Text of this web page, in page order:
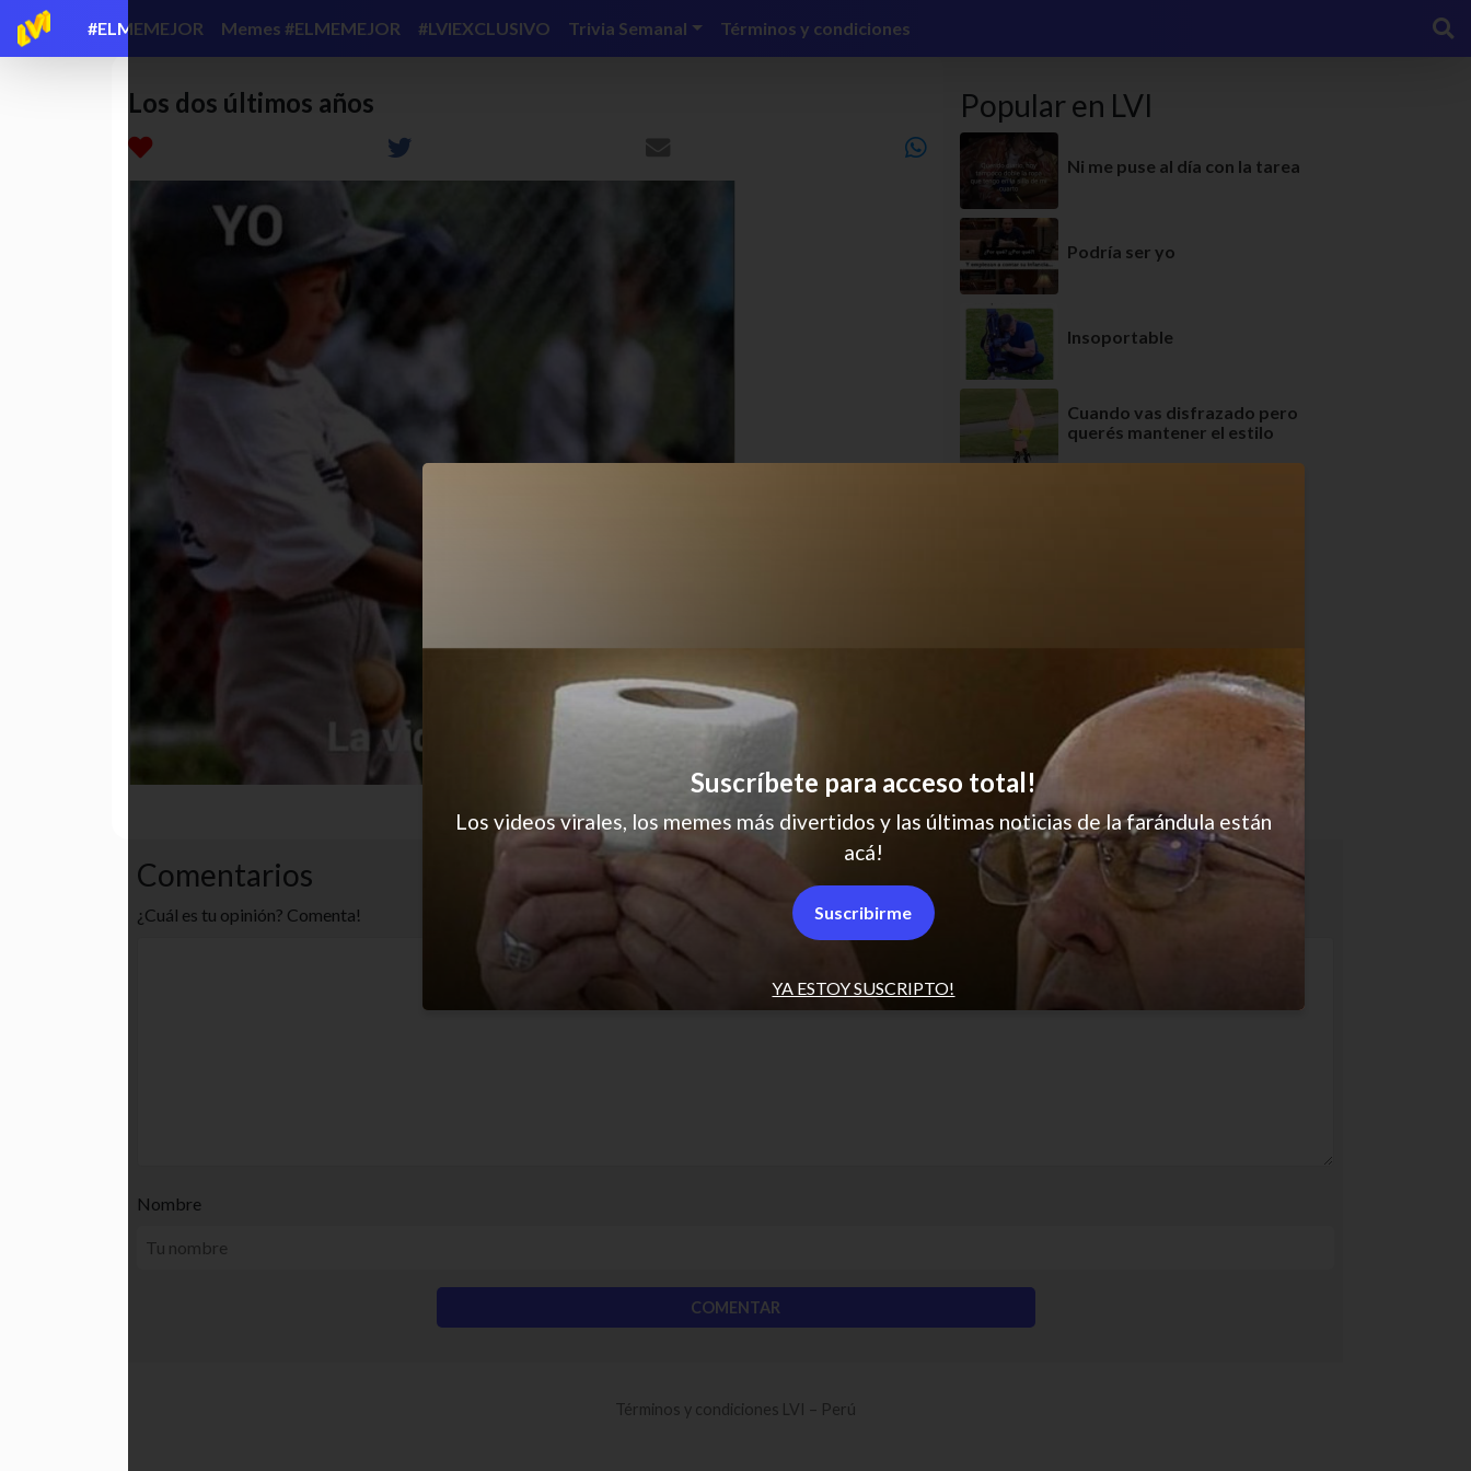
#ELMEMEJOR Memes #ELMEMEJOR #LVIEXCLUSIVO Trivia Semanal Términos y condiciones
Los dos últimos años Popular en LVI
Ni me puse al día con la tarea
Podría ser yo
Insoportable
Cuando vas disfrazado pero
querés mantener el estilo
Comentarios
¿Cuál es tu opinión? Comenta!
Nombre
Términos y condiciones LVI – Perú
YA ESTOY SUSCRIPTO!
Suscríbete para acceso total!
Los videos virales, los memes más divertidos y las últimas noticias de la farándula están
acá!
Suscribirme